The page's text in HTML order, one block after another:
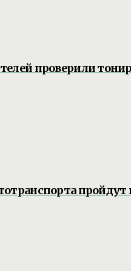
проверили
пройдут